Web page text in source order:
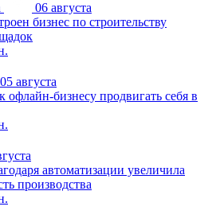
06 августа
бизнес по строительству
05 августа
офлайн-бизнесу продвигать себя в
автоматизации увеличила
производства